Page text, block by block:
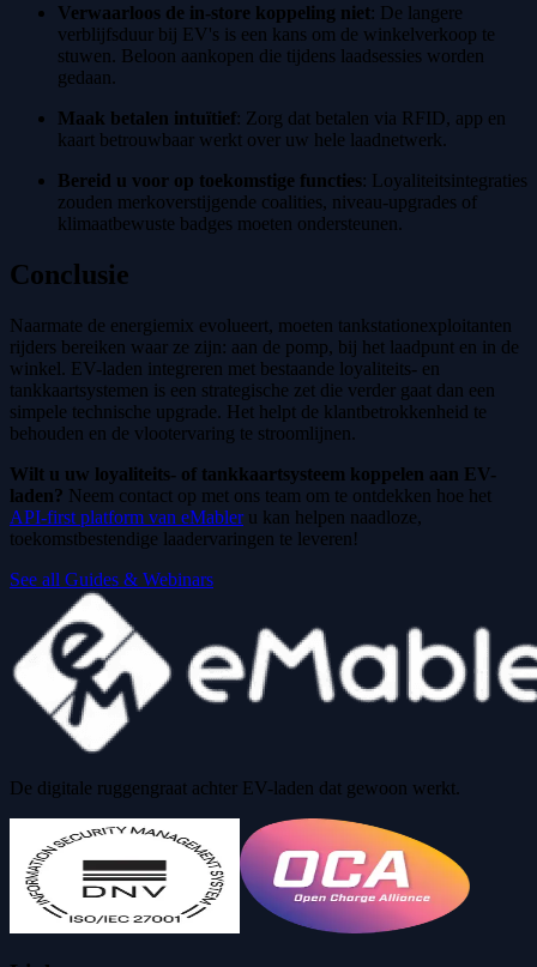
Verwaarloos de in-store koppeling niet: De langere
verblijfsduur bij EV's is een kans om de winkelverkoop te
stuwen. Beloon aankopen die tijdens laadsessies worden
gedaan.
Maak betalen intuïtief: Zorg dat betalen via RFID, app en
kaart betrouwbaar werkt over uw hele laadnetwerk.
Bereid u voor op toekomstige functies: Loyaliteitsintegraties
zouden merkoverstijgende coalities, niveau-upgrades of
klimaatbewuste badges moeten ondersteunen.
Conclusie
Naarmate de energiemix evolueert, moeten tankstationexploitanten
rijders bereiken waar ze zijn: aan de pomp, bij het laadpunt en in de
winkel. EV-laden integreren met bestaande loyaliteits- en
tankkaartsystemen is een strategische zet die verder gaat dan een
simpele technische upgrade. Het helpt de klantbetrokkenheid te
behouden en de vlootervaring te stroomlijnen.
Wilt u uw loyaliteits- of tankkaartsysteem koppelen aan EV-
laden? Neem contact op met ons team om te ontdekken hoe het
API-first platform van eMableru kan helpen naadloze,
toekomstbestendige laadervaringen te leveren!
See all Guides & Webinars
De digitale ruggengraat achter EV-laden dat gewoon werkt.